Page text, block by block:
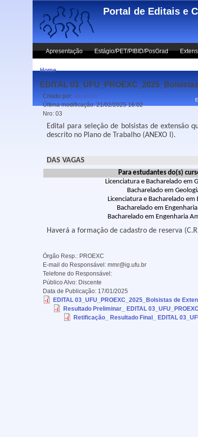
Skip to main content
Portal de Editais e
Apresentação Estágio/PET/PIBID/PosGrad
Home
EDITAL
Criado por: denilson
Última modificação:21/02/2025 16:02
Nro:03
Edital para seleção de bolsistas de extensão
descrito no Plano de Trabalho (ANEXO I).
DAS VAGAS
Para estudantes do(s)
Licenciatura e Bacharelado em
Bacharelado em
Licenciatura e Bacharelado em
Bacharelado em
Bacharelado em Engenharia
Haverá a formação de cadastro de reserva
Órgão Resp.: PROEXC
E-mail do Responsável:mmr@ig.ufu.br
Telefone do Responsável:
Público Alvo: Discente
Data de Publicação: 17/01/2025
EDITAL 03_UFU_PROEXC_2025_Bolsistas de
Resultado Preliminar_ EDITAL
Retificação_ Resultado Final_ EDITAL